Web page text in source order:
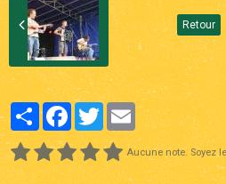
Retour
PartagerFacebook
TwitterEmail
Aucune note. Soyez